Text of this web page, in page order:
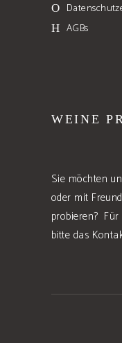
AGBs
WEINE
Sie möchten
oder mit
probieren?
bitte das